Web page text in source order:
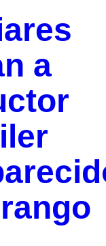
a